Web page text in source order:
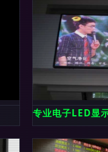
专业电子LED显